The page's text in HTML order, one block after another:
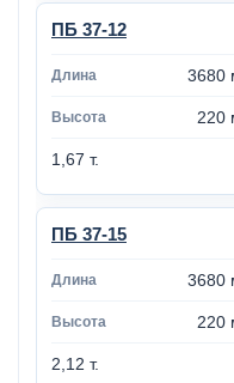
ПБ 37-12
3680
220
1,67 т.
ПБ 37-15
3680
220
2,12 т.